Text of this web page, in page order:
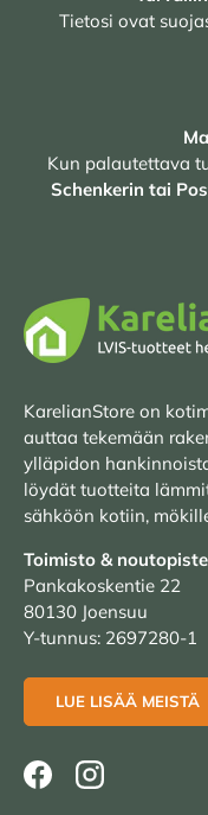
Tietosi ovat
Kun palautettava
Schenkerin tai
KarelianStore on
auttaa tekemään
ylläpidon
löydät tuotteita
sähköön kotiin,
Toimisto & noutopiste
Pankakoskentie 22
80130 Joensuu
Y-tunnus: 2697280-1
LUE LISÄÄ MEISTÄ
FacebookInstagram